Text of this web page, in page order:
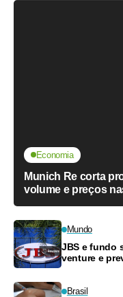
Economia
Munich Re corta
volume e preços
Mundo
JBS e fundo
venture e
Brasil